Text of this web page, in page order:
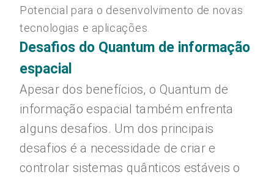
Potencial para o desenvolvimento de novas
tecnologias e aplicações.
Desafios do Quantum de informação
espacial
Apesar dos benefícios, o Quantum de
informação espacial também enfrenta
alguns desafios. Um dos principais
desafios é a necessidade de criar e
controlar sistemas quânticos estáveis o